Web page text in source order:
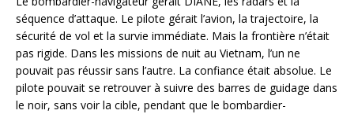
séquence d’attaque. Le pilote gérait l’avion, la trajectoire, la
sécurité de vol et la survie immédiate. Mais la frontière n’était
pas rigide. Dans les missions de nuit au Vietnam, l’un ne
pouvait pas réussir sans l’autre. La confiance était absolue. Le
pilote pouvait se retrouver à suivre des barres de guidage dans
le noir, sans voir la cible, pendant que le bombardier-